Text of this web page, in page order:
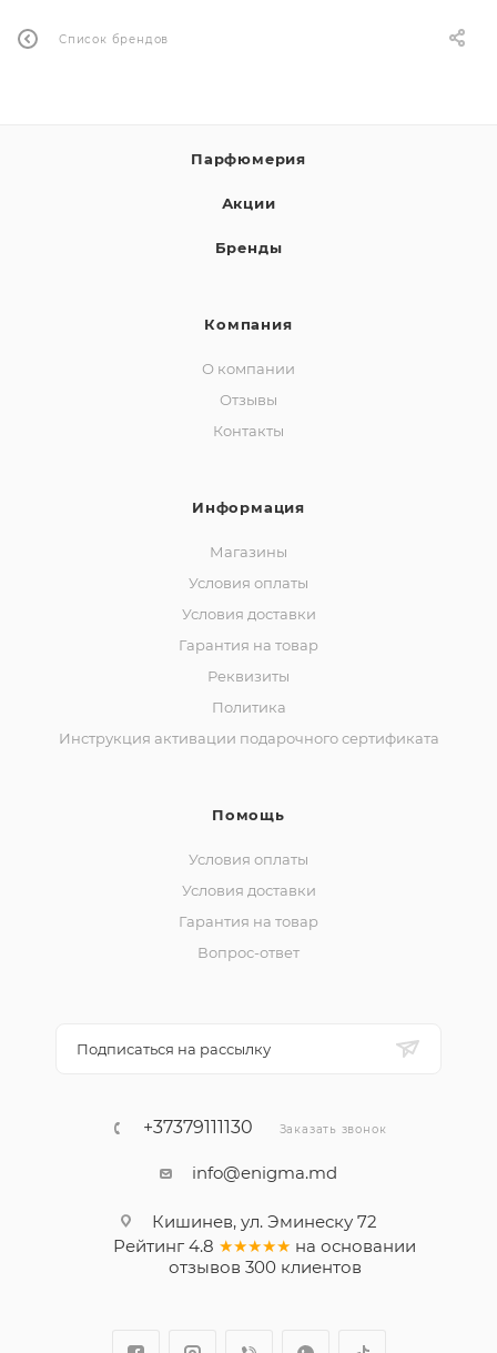
Список брендов
Парфюмерия
Акции
Бренды
Компания
О компании
Отзывы
Контакты
Информация
Магазины
Условия оплаты
Условия доставки
Гарантия на товар
Реквизиты
Политика
Инструкция активации подарочного сертификата
Помощь
Условия оплаты
Условия доставки
Гарантия на товар
Вопрос-ответ
Подписаться на рассылку
+37379111130 Заказать звонок
info@enigma.md
Кишинев, ул. Эминеску 72
Рейтинг 4.8 ★★★★★ на основании
отзывов 300клиентов